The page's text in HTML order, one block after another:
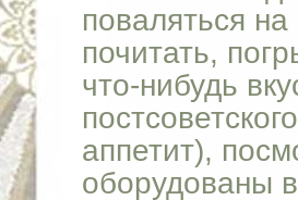
поваляться на
почитать,
что-нибудь
аппетит),
оборудованы